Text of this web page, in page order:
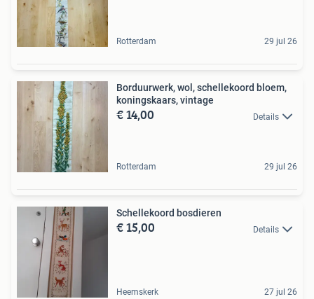
Rotterdam 29 jul 26
Borduurwerk, wol, schellekoord bloem,
koningskaars, vintage
€ 14,00 Details
Rotterdam 29 jul 26
Schellekoord bosdieren
€ 15,00 Details
Heemskerk 27 jul 26